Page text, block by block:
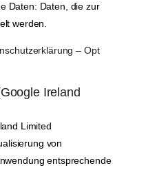
Daten: Daten, die zur
werden.
– Opt
Ireland
Limited
von
entsprechende